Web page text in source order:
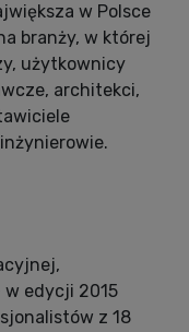
w Polsce
branży, w której
użytkownicy
architekci,
edycji 2015
z 18